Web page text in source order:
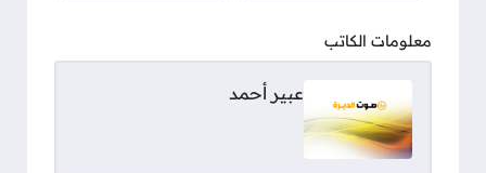
معلومات الكاتب
عبير أحمد